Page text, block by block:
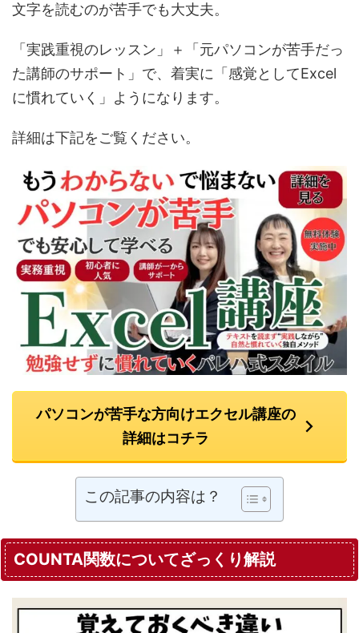
文字を読むのが苦手でも大丈夫。
「実践重視のレッスン」＋「元パソコンが苦手だっ
た講師のサポート」で、着実に「感覚としてExcel
に慣れていく」ようになります。
詳細は下記をご覧ください。
パソコンが苦手な方向けエクセル講座の
詳細はコチラ
この記事の内容は？
COUNTA関数についてざっくり解説